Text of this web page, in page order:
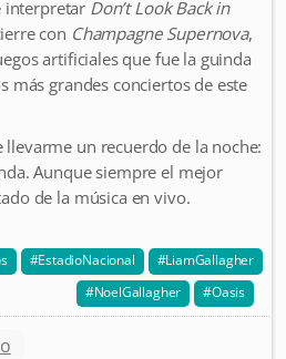
interpretar Don’t Look Back in
con Champagne Supernova,
artificiales que fue la guinda
más grandes conciertos de este
un recuerdo de la noche:
Aunque siempre el mejor
de la música en vivo.
EstadioNacional
LiamGallagher
NoelGallagher
Oasis